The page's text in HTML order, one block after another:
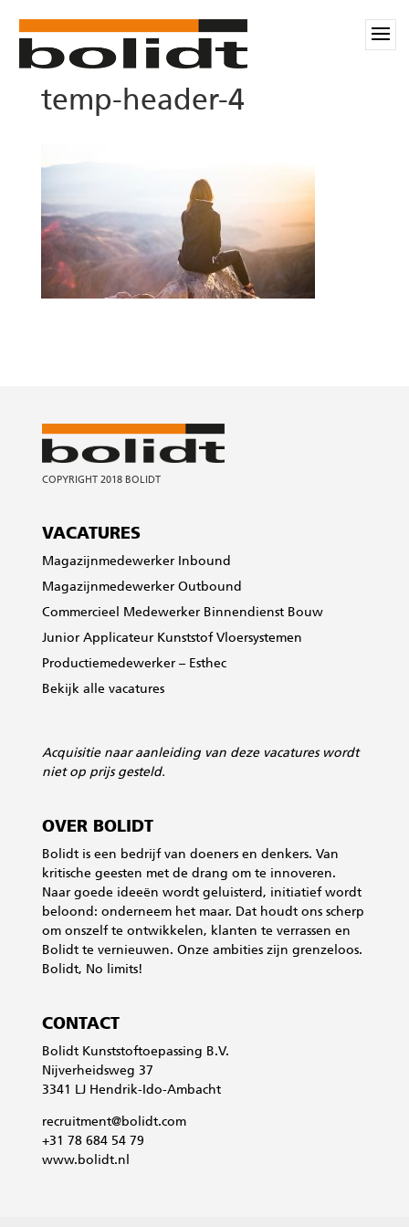
temp-header-4
VACATURES
Magazijnmedewerker Inbound
Magazijnmedewerker Outbound
Commercieel Medewerker Binnendienst Bouw
Junior Applicateur Kunststof Vloersystemen
Productiemedewerker – Esthec
Bekijk alle vacatures
Acquisitienaar aanleiding van deze vacatures wordt
niet op prijs gesteld.
OVER BOLIDT
Bolidt is een bedrijf van doeners en denkers. Van
kritische geesten met de drang om te innoveren.
Naar goede ideeën wordt geluisterd, initiatief wordt
beloond: onderneem het maar. Dat houdt ons scherp
om onszelf te ontwikkelen, klanten te verrassen en
Bolidt te vernieuwen. Onze ambities zijn grenzeloos.
Bolidt, No limits!
CONTACT
Bolidt Kunststoftoepassing B.V.
Nijverheidsweg 37
3341 LJ Hendrik-Ido-Ambacht
recruitment@bolidt.com
+31 78 684 54 79
www.bolidt.nl